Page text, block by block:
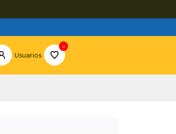
Usuarios
0